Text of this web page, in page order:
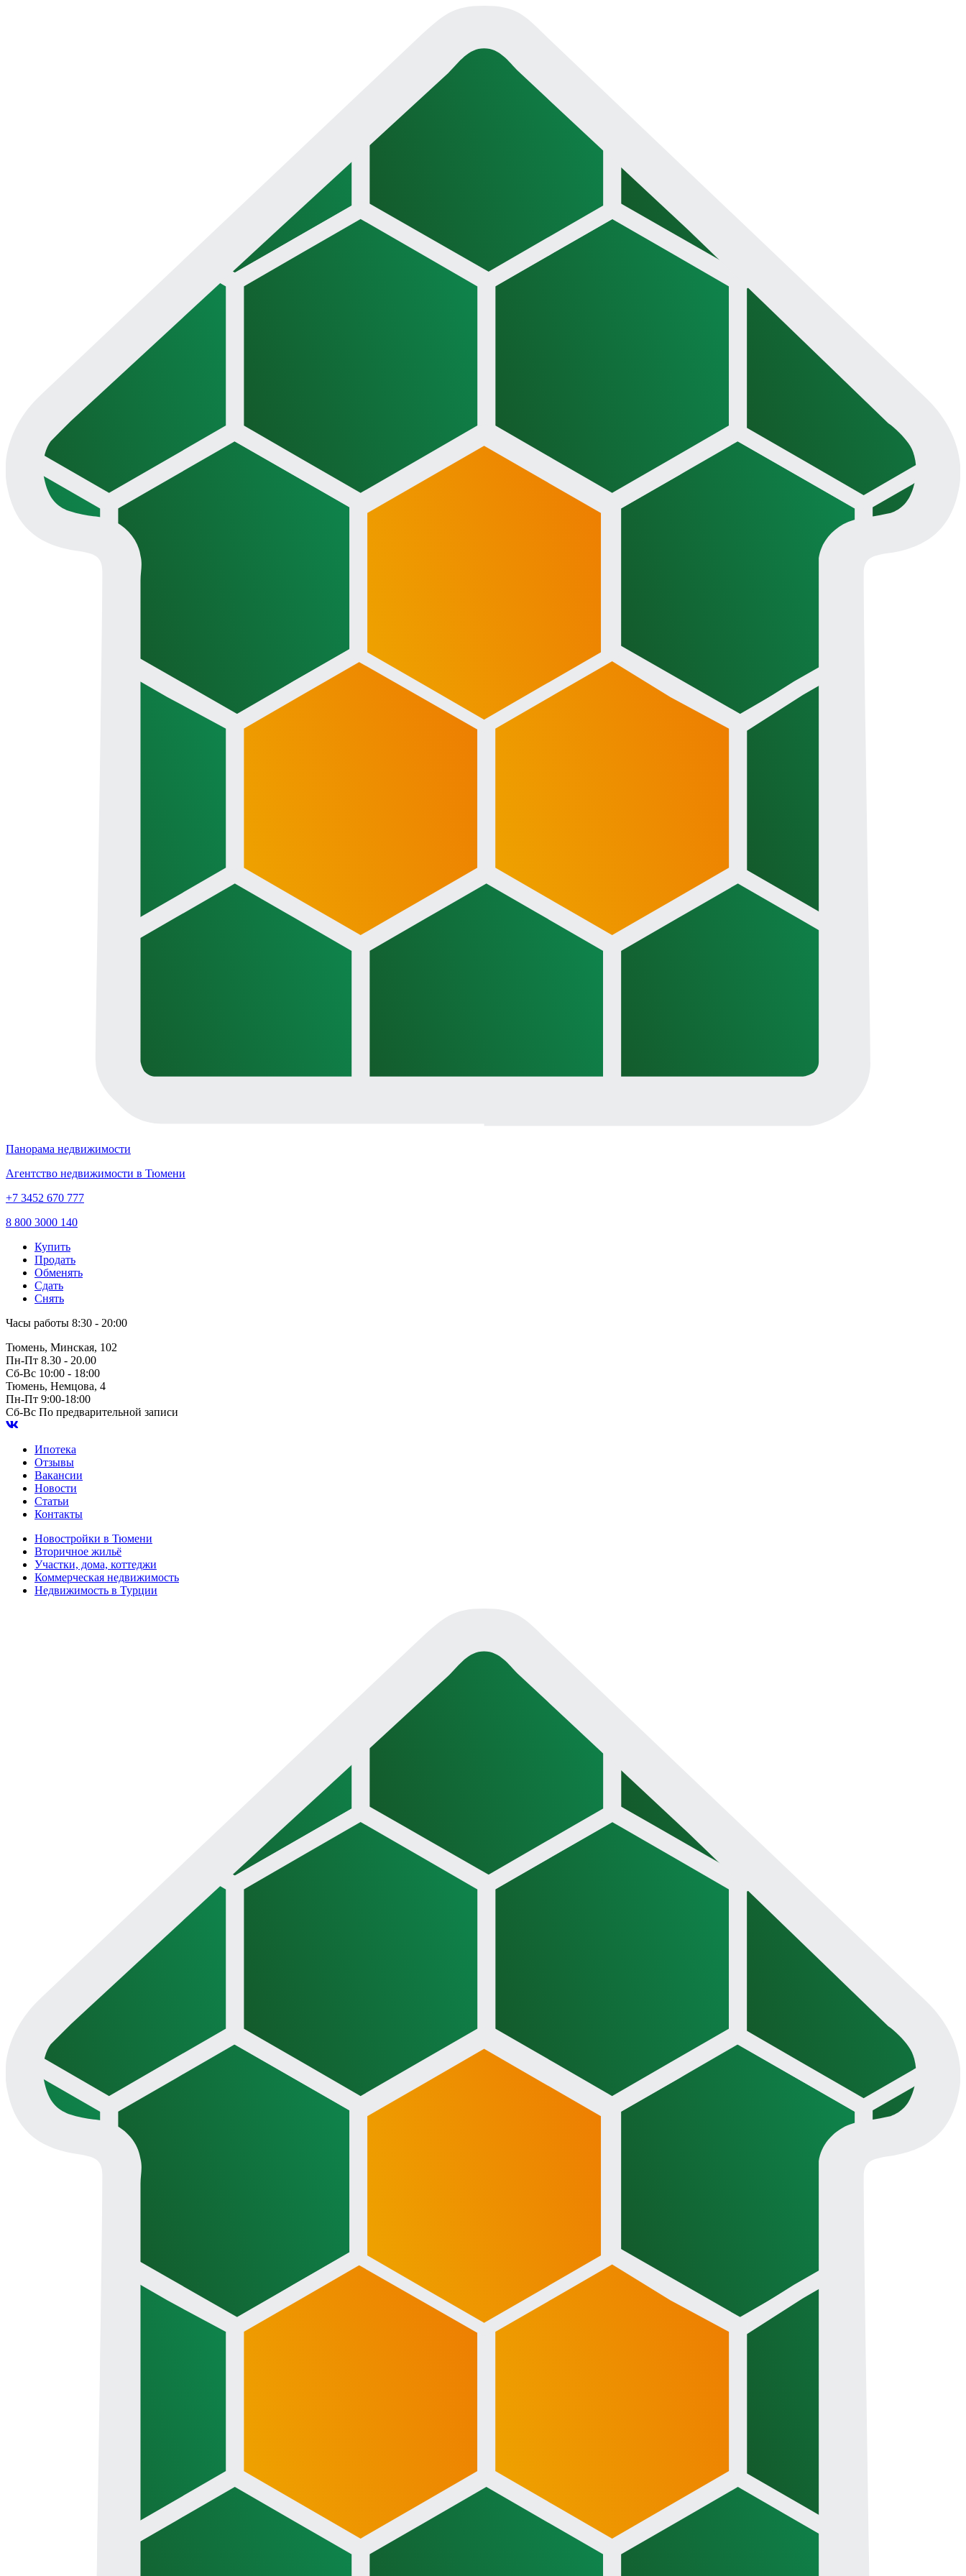
Панорама недвижимости
Агентство недвижимости в Тюмени
+7 3452 670 777
8 800 3000 140
Купить
Продать
Обменять
Сдать
Снять
Часы работы 8:30 - 20:00
Тюмень, Минская, 102
Пн-Пт 8.30 - 20.00
Сб-Вс 10:00 - 18:00
Тюмень, Немцова, 4
Пн-Пт 9:00-18:00
Сб-Вс По предварительной записи
Ипотека
Отзывы
Вакансии
Новости
Статьи
Контакты
Новостройки в Тюмени
Вторичное жильё
Участки, дома, коттеджи
Коммерческая недвижимость
Недвижимость в Турции